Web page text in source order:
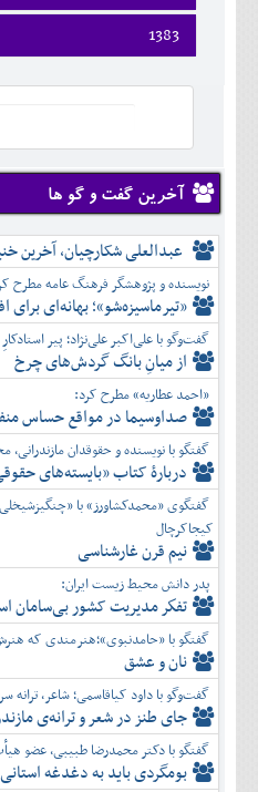
اسفند
دی
بهمن
آبان
آذر
دی
بهمن
شهريور
مهر
آبان
آذر
تير
مرداد
شهريور
مهر
دی
بهمن
اسفند
ارديبهشت
خرداد
تير
مرداد
آبان
آذر
دی
بهمن
اسفند
فروردين
ارديبهشت
خرداد
شهريور
مهر
آبان
آذر
دی
بهمن
اسفند
1383
فروردين
تير
مرداد
شهريور
مهر
آبان
آذر
دی
بهمن
اسفند
آخرین گفت و گو ها
عبدالعلی شکارچیان، آخرین
نویسنده و پژوهشگر فرهنگ عامه مطرح
«تیرماسیزه‌شو»؛ بهانه‌ای
گفت‌وگو با علی‌اکبر علی‌نژاد؛ پیر
از میانِ بانگ گردش‌های چرخ
«احمد عطاریه» مطرح کرد:
صداوسیما در مواقع حساس
گفتگو با نویسنده و حقوقدان مازندرانی،
دربارۀ کتاب ”بایسته‌های
گفتگوی «محمدکشاورز» با
کیجاکرچال
نیم قرن غارشناسی
پدر دانش محیط زیست ایران:
تفكر مديريت کشور بی‌سامان
گفتگو با «حامدنبوی»؛هنرمندی که
نان و عشق
گفت‌وگو با داود کیاقاسمی؛ شاعر، ترانه
جای طنز در شعر و ترانه‌ی
گفتگو با دکتر محمدرضا طبیبی، عضو
بومگردی باید به دغدغه